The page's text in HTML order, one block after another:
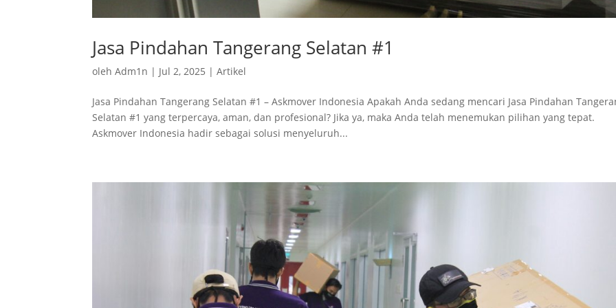
Jasa Pindahan Tangerang Selatan #1
olehAdm1n | Jul 2, 2025 |Artikel
Jasa Pindahan Tangerang Selatan #1 – Askmover Indonesia Apakah Anda sedang mencari Jasa Pindahan
Selatan #1 yang terpercaya, aman, dan profesional? Jika ya, maka Anda telah menemukan pilihan yang tepat.
Askmover Indonesia hadir sebagai solusi menyeluruh...